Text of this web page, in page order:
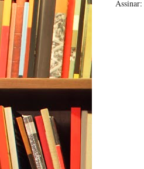
Assinar: